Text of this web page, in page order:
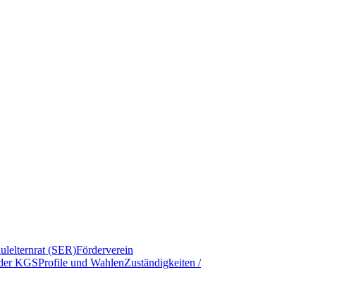
(SER)Förderverein
KGSProfile und WahlenZuständigkeiten /